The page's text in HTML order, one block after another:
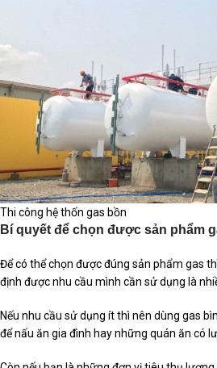
Thi công hệ thốn gas bồn
Bí quyết để chọn được sản phẩm
Để có thể chọn được đúng sản phẩm gas
định được nhu cầu mình cần sử dụng là
Nếu nhu cầu sử dụng ít thì nên dùng gas
để nấu ăn gia đình hay những quán ăn có